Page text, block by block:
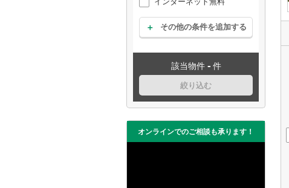
その他の条件を追加する
該当物件 - 件
絞り込む
オンラインでのご相談も承ります！